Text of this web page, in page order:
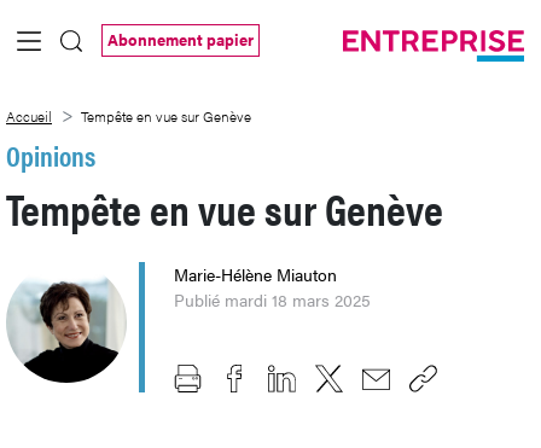
Saut au contenu principal
Abonnement papier
Accueil Tempête en vue sur Genève
Opinions
Tempête en vue sur Genève
Marie-Hélène Miauton
Publié mardi 18 mars 2025